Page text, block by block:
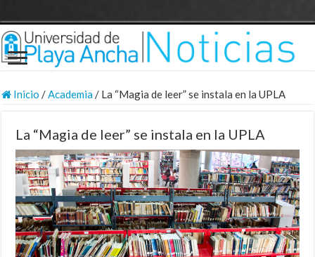
Inicio /Academia/ La “Magia de leer” se instala en la UPLA
La “Magia de leer” se instala en la UPLA